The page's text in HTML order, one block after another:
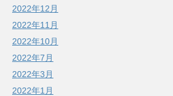
2022年12月
2022年11月
2022年10月
2022年7月
2022年3月
2022年1月